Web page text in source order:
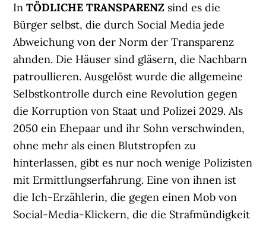
InTÖDLICHE TRANSPARENZ sind es die
Bürger selbst, die durch Social Media jede
Abweichung von der Norm der Transparenz
ahnden. Die Häuser sind gläsern, die Nachbarn
patroullieren. Ausgelöst wurde die allgemeine
Selbstkontrolle durch eine Revolution gegen
die Korruption von Staat und Polizei 2029. Als
2050 ein Ehepaar und ihr Sohn verschwinden,
ohne mehr als einen Blutstropfen zu
hinterlassen, gibt es nur noch wenige Polizisten
mit Ermittlungserfahrung. Eine von ihnen ist
die Ich-Erzählerin, die gegen einen Mob von
Social-Media-Klickern, die die Strafmündigkeit